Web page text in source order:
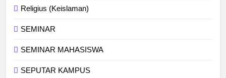
Religius (Keislaman)
SEMINAR
SEMINAR MAHASISWA
SEPUTAR KAMPUS